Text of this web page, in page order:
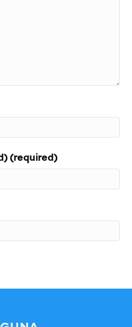
(required)